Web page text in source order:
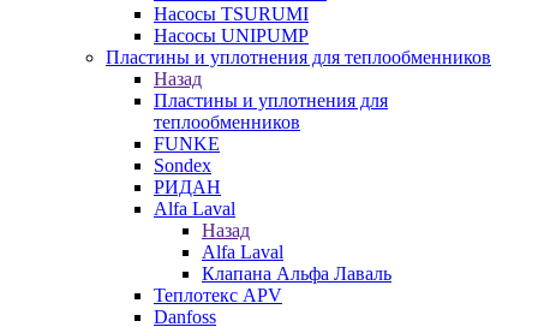
Насосы TSURUMI
Насосы UNIPUMP
Пластины и уплотнения для теплообменников
Назад
Пластины и уплотнения для
теплообменников
FUNKE
Sondex
РИДАН
Alfa Laval
Назад
Alfa Laval
Клапана Альфа Лаваль
Теплотекс APV
Danfoss